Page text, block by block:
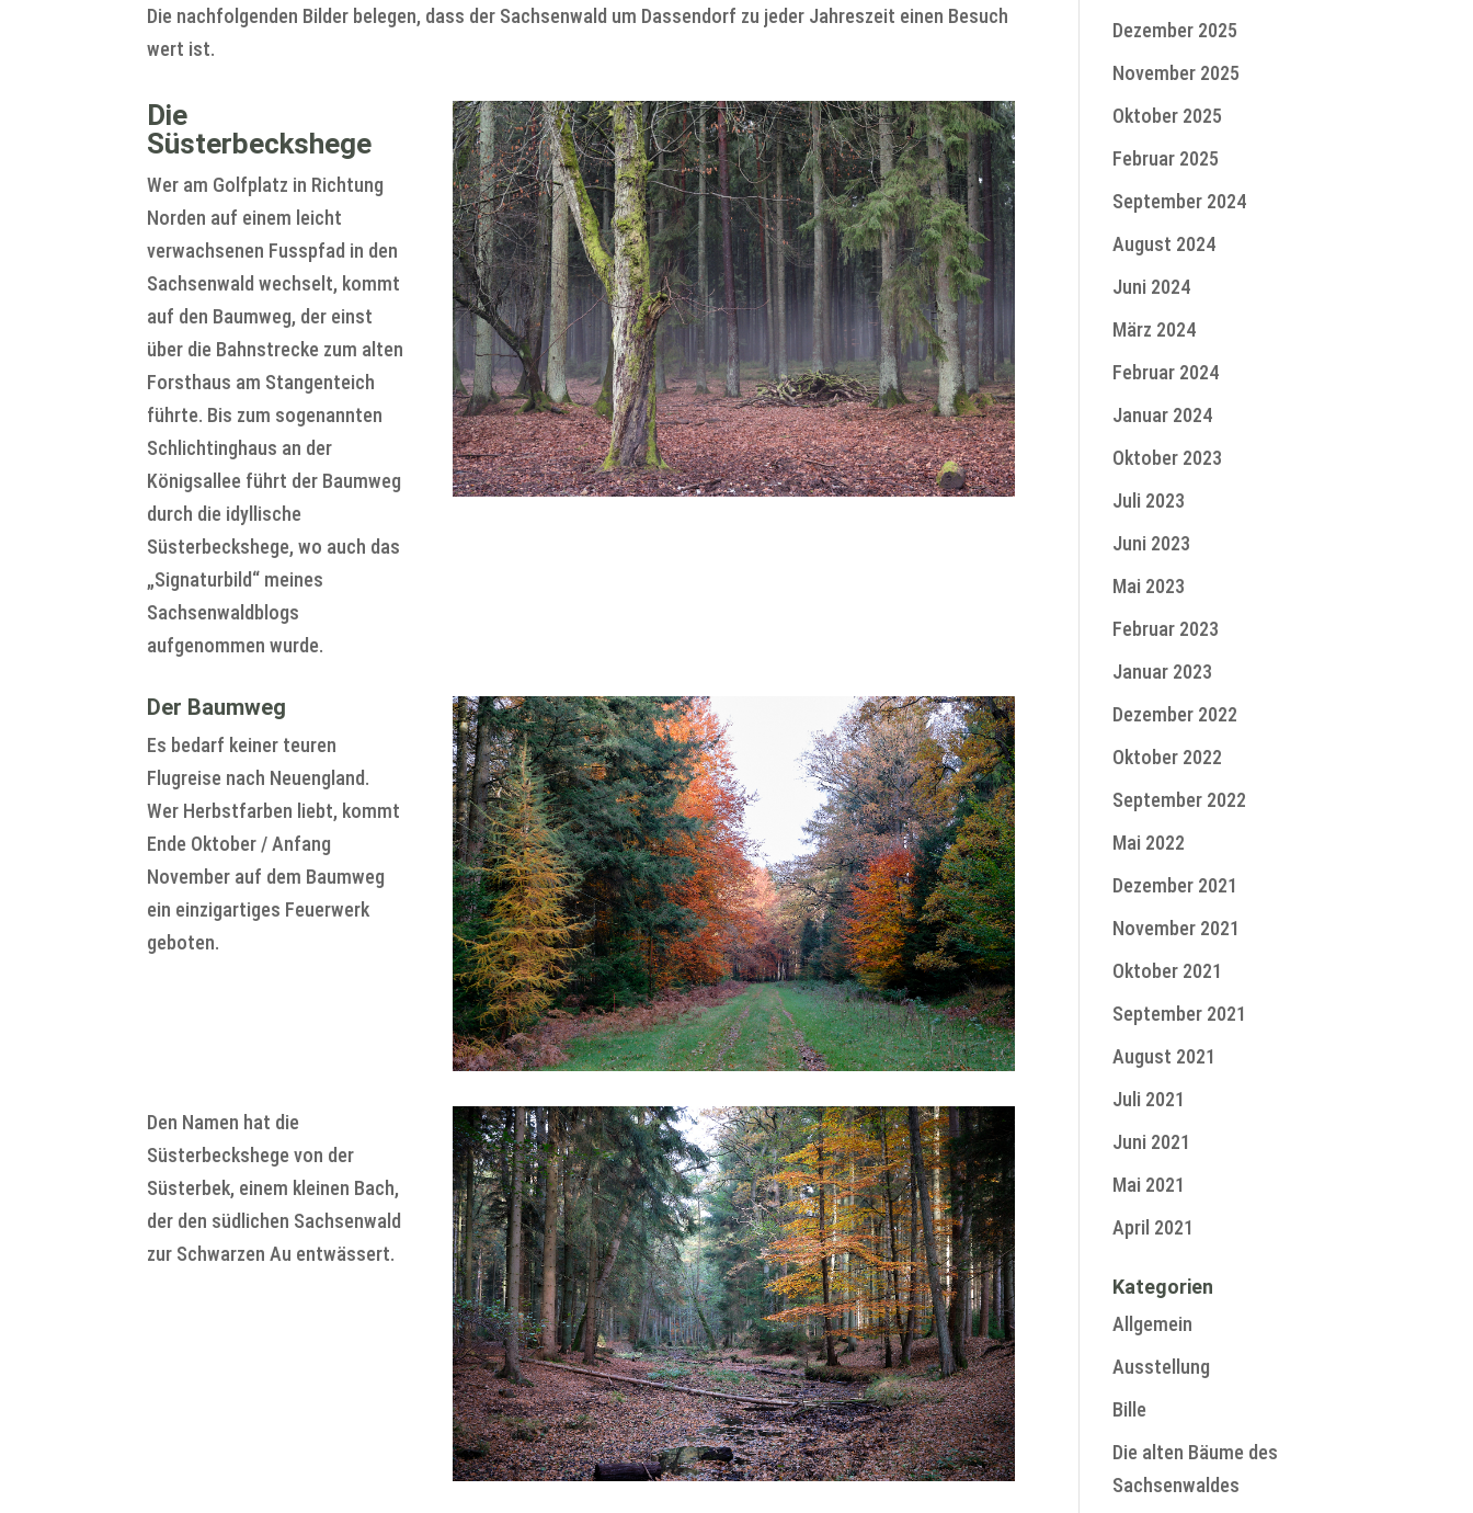
Die nachfolgenden Bilder belegen, dass der Sachsenwald um Dassendorf zu jeder Jahreszeit einen Besuch
wert ist.
Die
Süsterbeckshege
Wer am Golfplatz in Richtung
Norden auf einem leicht
verwachsenen Fusspfad in den
Sachsenwald wechselt, kommt
auf den Baumweg, der einst
über die Bahnstrecke zum alten
Forsthaus am Stangenteich
führte. Bis zum sogenannten
Schlichtinghaus an der
Königsallee führt der Baumweg
durch die idyllische
Süsterbeckshege, wo auch das
„Signaturbild“ meines
Sachsenwaldblogs
aufgenommen wurde.
Der Baumweg
Es bedarf keiner teuren
Flugreise nach Neuengland.
Wer Herbstfarben liebt, kommt
Ende Oktober / Anfang
November auf dem Baumweg
ein einzigartiges Feuerwerk
geboten.
Den Namen hat die
Süsterbeckshege von der
Süsterbek, einem kleinen Bach,
der den südlichen Sachsenwald
zur Schwarzen Au entwässert.
Dezember 2025
November 2025
Oktober 2025
Februar 2025
September 2024
August 2024
Juni 2024
März 2024
Februar 2024
Januar 2024
Oktober 2023
Juli 2023
Juni 2023
Mai 2023
Februar 2023
Januar 2023
Dezember 2022
Oktober 2022
September 2022
Mai 2022
Dezember 2021
November 2021
Oktober 2021
September 2021
August 2021
Juli 2021
Juni 2021
Mai 2021
April 2021
Kategorien
Allgemein
Ausstellung
Bille
Die alten Bäume des
Sachsenwaldes